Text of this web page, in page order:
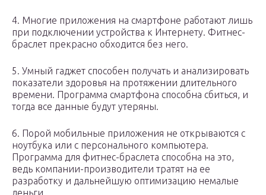
4. Многие приложения на смартфоне работают лишь
при подключении устройства к Интернету. Фитнес-
браслет прекрасно обходится без него.
5. Умный гаджет способен получать и анализировать
показатели здоровья на протяжении длительного
времени. Программа смартфона способна сбиться, и
тогда все данные будут утеряны.
6. Порой мобильные приложения не открываются с
ноутбука или с персонального компьютера.
Программа для фитнес-браслета способна на это,
ведь компании-производители тратят на ее
разработку и дальнейшую оптимизацию немалые
деньги.